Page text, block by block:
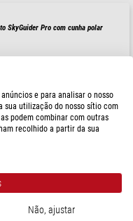
SkyGuider Pro com cunha polar
envio em3-5 semanas
e para analisar o nosso
sua utilização do nosso sítio com
podem combinar com outras
recolhido a partir da sua
Não, ajustar